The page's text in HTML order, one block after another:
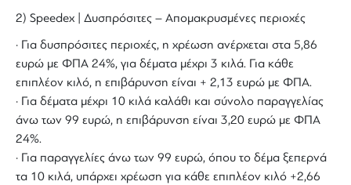
2) Speedex | Δυσπρόσιτες – Απομακρυσμένες περιοχές
· Για δυσπρόσιτες περιοχές, η χρέωση ανέρχεται στα 5,86
ευρώ με ΦΠΑ 24%, για δέματα μέχρι 3 κιλά. Για κάθε
επιπλέον κιλό, η επιβάρυνση είναι + 2,13 ευρώ με ΦΠΑ.
· Για δέματα μέχρι 10 κιλά καλάθι και σύνολο παραγγελίας
άνω των 99 ευρώ, η επιβάρυνση είναι 3,20 ευρώ με ΦΠΑ
24%.
· Για παραγγελίες άνω των 99 ευρώ, όπου το δέμα ξεπερνά
τα 10 κιλά, υπάρχει χρέωση για κάθε επιπλέον κιλό +2,66